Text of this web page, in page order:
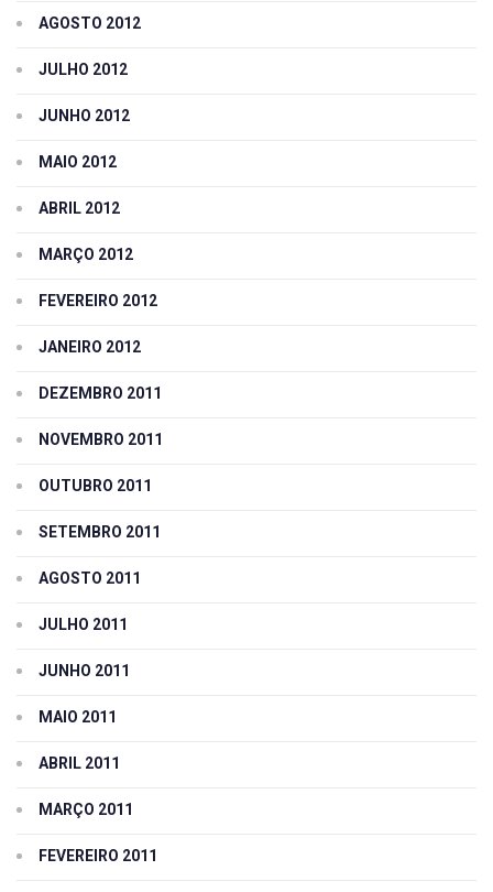
AGOSTO 2012
JULHO 2012
JUNHO 2012
MAIO 2012
ABRIL 2012
MARÇO 2012
FEVEREIRO 2012
JANEIRO 2012
DEZEMBRO 2011
NOVEMBRO 2011
OUTUBRO 2011
SETEMBRO 2011
AGOSTO 2011
JULHO 2011
JUNHO 2011
MAIO 2011
ABRIL 2011
MARÇO 2011
FEVEREIRO 2011